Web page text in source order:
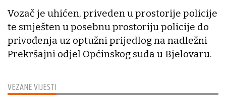
VEZANE VIJESTI
Vozač je uhićen, priveden u prostorije policije
te smješten u posebnu prostoriju policije do
privođenja uz optužni prijedlog na nadležni
Prekršajni odjel Općinskog suda u Bjelovaru.